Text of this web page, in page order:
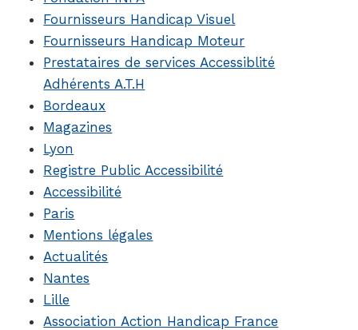
Fournisseurs Handicap Visuel
Fournisseurs Handicap Moteur
Prestataires de services Accessiblité
Adhérents A.T.H
Bordeaux
Magazines
Lyon
Registre Public Accessibilité
Accessibilité
Paris
Mentions légales
Actualités
Nantes
Lille
Association Action Handicap France